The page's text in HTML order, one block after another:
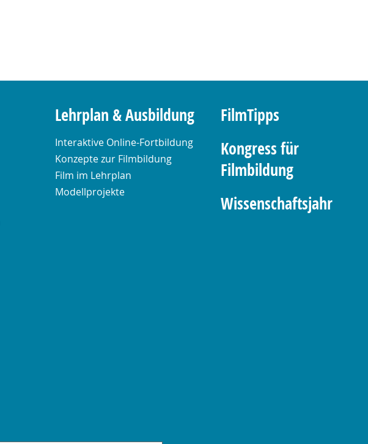
Lehrplan & Ausbildung
Interaktive Online-Fortbildung
Konzepte zur Filmbildung
Film im Lehrplan
Modellprojekte
FilmTipps
Kongress für
Filmbildung
Wissenschaftsjahr